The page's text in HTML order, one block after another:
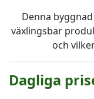
Denna
växlingsbar
och
Dagliga